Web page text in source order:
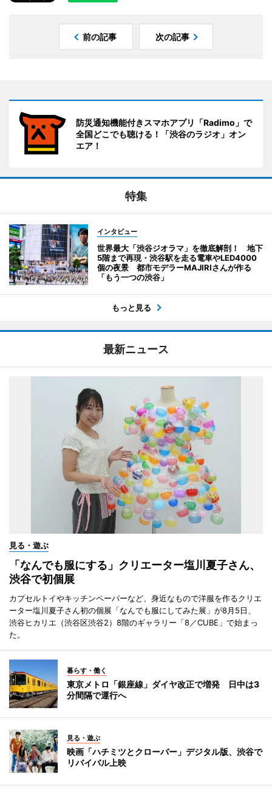
前の記事 次の記事
防災通知機能付きスマホアプリ「Radimo」で
全国どこでも聴ける！「渋谷のラジオ」オン
エア！
特集
インタビュー
世界最大「渋谷ジオラマ」を徹底解剖！ 地下
5階まで再現・渋谷駅を走る電車やLED4000
個の夜景 都市モデラーMAJIRIさんが作る
「もう一つの渋谷」
もっと見る
最新ニュース
見る・遊ぶ
「なんでも服にする」クリエーター塩川夏子さん、
渋谷で初個展
カプセルトイやキッチンペーパーなど、身近なもので洋服を作るクリエ
ーター塩川夏子さん初の個展「なんでも服にしてみた展」が8月5日、
渋谷ヒカリエ（渋谷区渋谷2）8階のギャラリー「8／CUBE」で始まっ
た。
暮らす・働く
東京メトロ「銀座線」ダイヤ改正で増発 日中は3
分間隔で運行へ
見る・遊ぶ
映画「ハチミツとクローバー」デジタル版、渋谷で
リバイバル上映